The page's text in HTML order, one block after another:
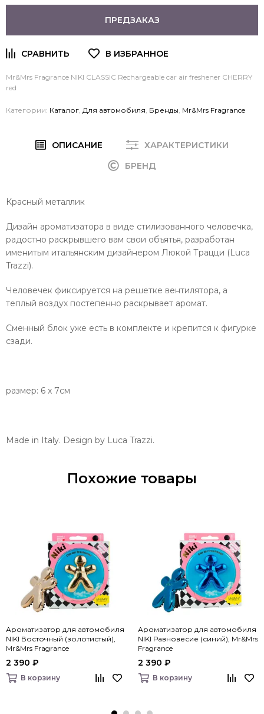
ПРЕДЗАКАЗ
Mr&Mrs Fragrance NIKI CLASSIC Rechargeable car air freshener CHERRY
red
Категории: Каталог Для автомобиля Бренды Mr&Mrs Fragrance
ОПИСАНИЕ
ХАРАКТЕРИСТИКИ
БРЕНД
Красный металлик
Дизайн ароматизатора в виде стилизованного человечка,
радостно раскрывшего вам свои объятья, разработан
именитым итальянским дизайнером Люкой Трацци (Luca
Trazzi).
Человечек фиксируется на решетке вентилятора, а
теплый воздух постепенно раскрывает аромат.
Сменный блок уже есть в комплекте и крепится к фигурке
сзади.
размер: 6 x 7см
Made in Italy. Design by Luca Trazzi.
Похожие товары
Ароматизатор для автомобиля
NIKI Восточный (золотистый),
Mr&Mrs Fragrance
2 390 ₽
В корзину
Ароматизатор для автомобиля
NIKI Равновесие (синий), Mr&Mrs
Fragrance
2 390 ₽
В корзину